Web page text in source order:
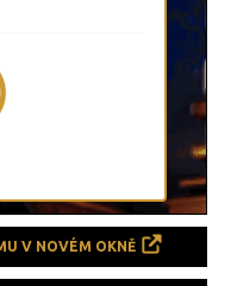
V NOVÉM OKNĚ